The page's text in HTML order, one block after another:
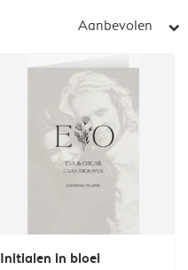
Aanbevolen arrow_right
Initialen in bloei